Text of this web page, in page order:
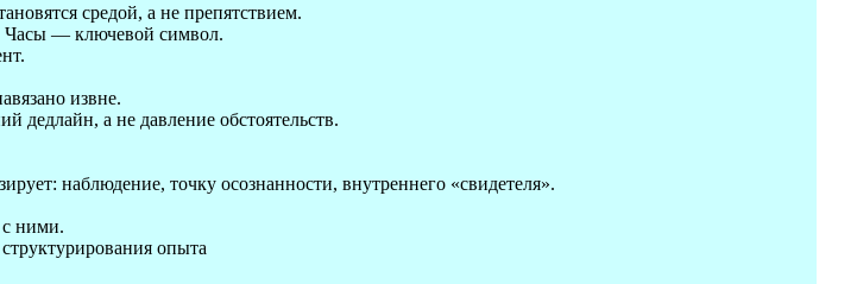
средой, а не препятствием.
Часы — ключевой символ.
извне.
дедлайн, а не давление обстоятельств.
наблюдение, точку осознанности, внутреннего «свидетеля».
с ними.
опыта